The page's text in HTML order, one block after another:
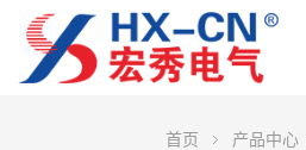
首页 产品中心